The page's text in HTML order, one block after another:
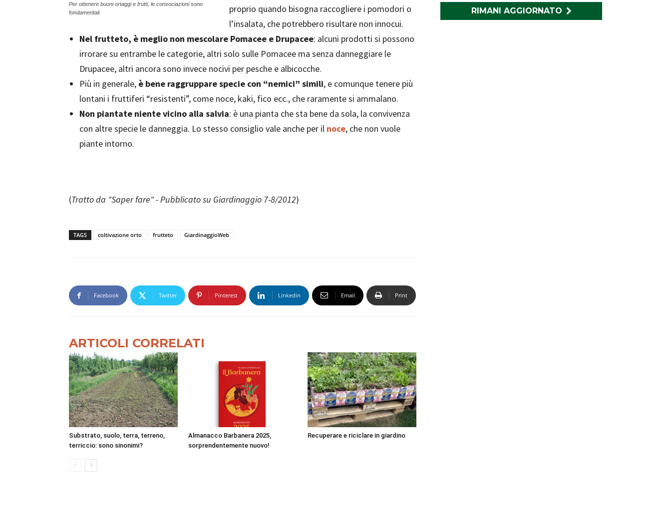
Per ottenere buoni ortaggi e frutti, le consociazioni sono
fondamentali.
proprio quando bisogna raccogliere i pomodori o
l’insalata, che potrebbero risultare non innocui.
Nel frutteto, è meglio non mescolare Pomacee e Drupacee: alcuni prodotti si possono
irrorare su entrambe le categorie, altri solo sulle Pomacee ma senza danneggiare le
Drupacee, altri ancora sono invece nocivi per pesche e albicocche.
Più in generale, è bene raggruppare specie con “nemici” simili, e comunque tenere più
lontani i fruttiferi “resistenti”, come noce, kaki, fico ecc., che raramente si ammalano.
Non piantate niente vicino alla salvia: è una pianta che sta bene da sola, la convivenza
con altre specie le danneggia. Lo stesso consiglio vale anche per il noce, che non vuole
piante intorno.
(Tratto da "Saper fare" - Pubblicato su Giardinaggio 7-8/2012)
TAGS coltivazione orto frutteto GiardinaggioWeb
Facebook Twitter Pinterest Linkedin Email Print
ARTICOLI CORRELATI
Substrato, suolo, terra, terreno,
terriccio: sono sinonimi?
Almanacco Barbanera 2025,
sorprendentemente nuovo!
Recuperare e riciclare in giardino
RIMANI AGGIORNATO